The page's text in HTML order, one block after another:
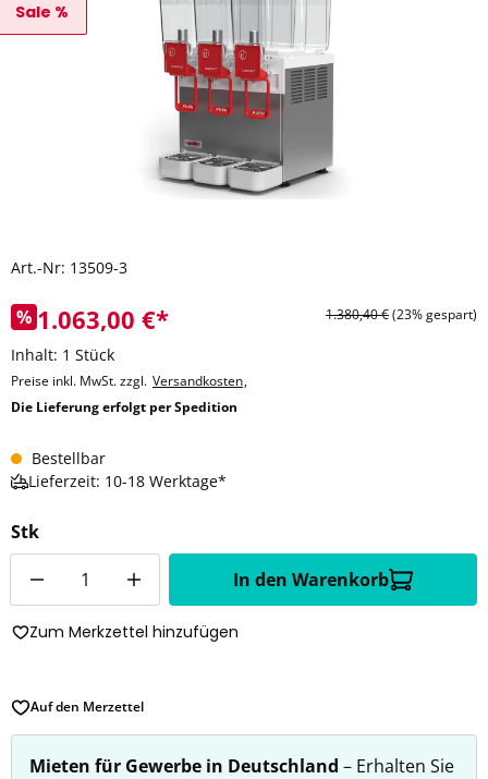
Sale %
Art.-Nr: 13509-3
% 1.063,00 €* 1.380,40 €(23% gespart)
Inhalt: 1 Stück
Preise inkl. MwSt. zzgl. Versandkosten,
Die Lieferung erfolgt per Spedition
Bestellbar
Lieferzeit: 10-18 Werktage*
Stk
In den Warenkorb
Zum Merkzettel hinzufügen
Auf den Merzettel
Mieten für Gewerbe in Deutschland – Erhalten Sie